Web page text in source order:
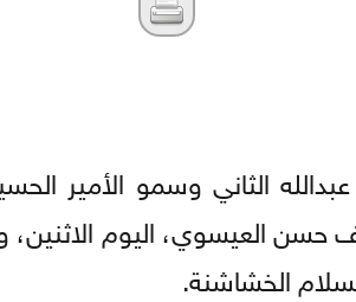
الثاني وسمو الأمير
العيسوي، اليوم الاثنين،
الخشاشنة.